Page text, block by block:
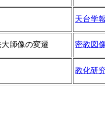
天台学
師像の変遷 密教図
教化研